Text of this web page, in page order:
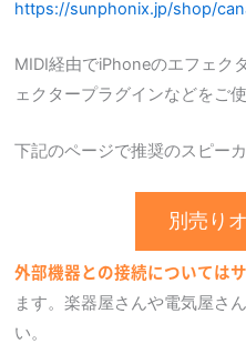
https://sunphonix.jp/shop/
MIDI経由でiPhoneのエフェク
ェクタープラグインなどをご
下記のページで推奨のスピー
別売り
外部機器との接続については
ます。楽器屋さんや電気屋さ
い。